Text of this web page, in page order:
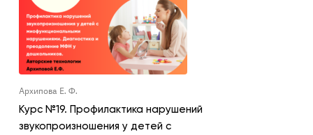
Архипова Е. Ф.
Курс №19. Профилактика нарушений
звукопроизношения у детей с